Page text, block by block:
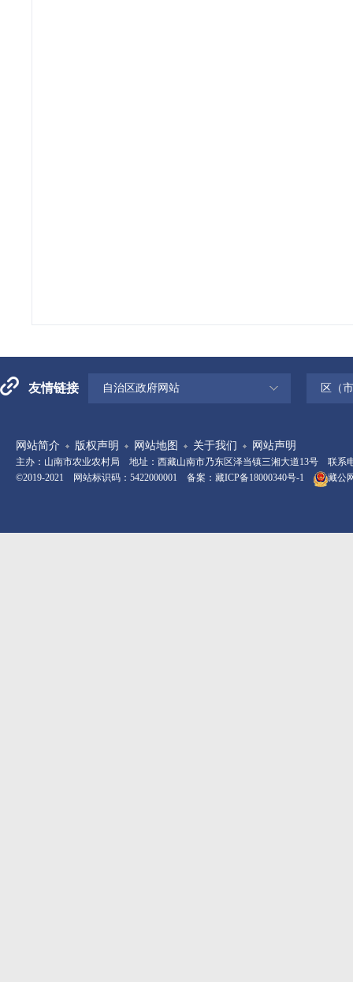
友情链接 自治区政府网站 区（
网站简介 版权声明 网站地图 关于我们 网站声明
主办：山南市农业农村局 地址：西藏山南市乃东区泽当镇三湘大道13号 联系电
©2019-2021 网站标识码：5422000001 备案： 藏ICP备18000340号-1 藏公